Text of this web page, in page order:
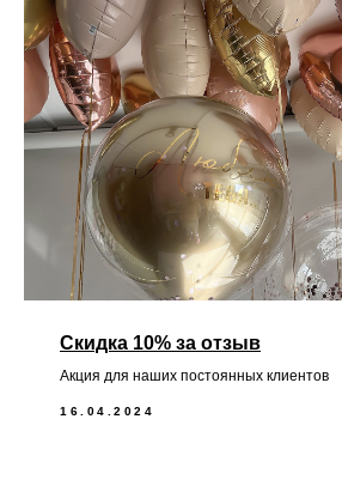
Скидка 10% за отзыв
Акция для наших постоянных клиентов
16.04.2024